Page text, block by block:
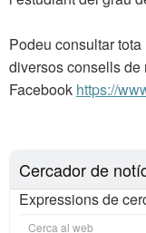
Podeu consultar
diversos consells de
Facebook https://
Cercador de
Expressions de